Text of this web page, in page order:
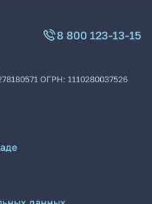
8 800 123-13-15
ОГРН: 1110280037526